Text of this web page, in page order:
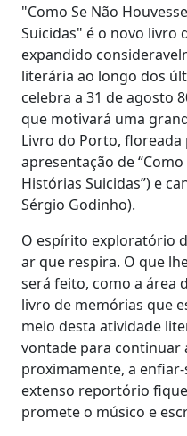
"Como Se Não
Suicidas" é o novo livro
expandido
literária ao longo dos
celebra a 31 de agosto
que motivará uma
Livro do Porto,
apresentação de
Histórias Suicidas”) e
Sérgio Godinho).
O espírito exploratório
ar que respira. O que
será feito, como a área
livro de memórias que
meio desta atividade
vontade para continuar
proximamente, a
extenso reportório
promete o músico e